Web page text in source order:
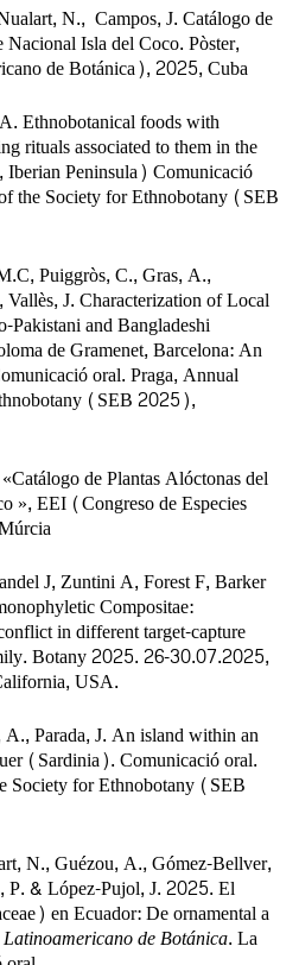
N., Campos, J. Catálogo de
Isla del Coco. Pòster,
de Botánica), 2025, Cuba
Ethnobotanical foods with
rituals associated to them in the
Peninsula) Comunicació
the Society for Ethnobotany (SEB
Puiggròs, C., Gras, A.,
J. Characterization of Local
and Bangladeshi
de Gramenet, Barcelona: An
oral. Praga, Annual
(SEB 2025),
«Catálogo de Plantas Alóctonas del
», EEI (Congreso de Especies
J, Zuntini A, Forest F, Barker
Compositae:
in different target-capture
Botany 2025. 26-30.07.2025,
USA.
Parada, J. An island within an
(Sardinia). Comunicació oral.
Society for Ethnobotany (SEB
N., Guézou, A., Gómez-Bellver,
P. & López-Pujol, J. 2025. El
en Ecuador: De ornamental a
de Botánica. La